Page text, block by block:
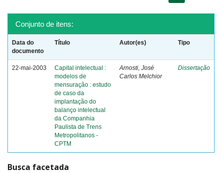
Conjunto de itens:
Data do
documento
Título Autor(es) Tipo
22-mai-2003
Capital intelectual :
modelos de
mensuração : estudo
de caso da
implantação do
balanço intelectual
da Companhia
Paulista de Trens
Metropolitanos -
CPTM
Arnosti, José
Carlos Melchior
Dissertação
Busca facetada